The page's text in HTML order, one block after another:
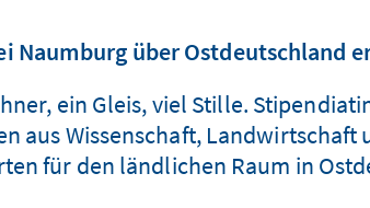
Naumburg über Ostdeutschland
ein Gleis, viel Stille.
aus Wissenschaft,
für den ländlichen Raum in